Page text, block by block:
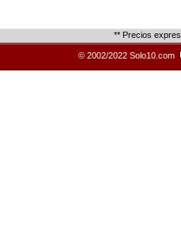
** Precios
© 2002/2022 Solo10.com